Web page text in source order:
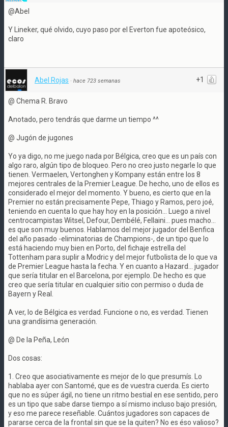
@Abel
Y Lineker, qué olvido, cuyo paso por el Everton fue apoteósico,
claro
+1
Abel Rojas · hace 723 semanas
@ Chema R. Bravo
Anotado, pero tendrás que darme un tiempo ^^
@ Jugón de jugones
Yo ya digo, no me juego nada por Bélgica, creo que es un país con
algo raro, algún tipo de bloqueo. Pero no creo justo negarle lo que
tienen. Vermaelen, Vertonghen y Kompany están entre los 8
mejores centrales de la Premier League. De hecho, uno de ellos es
considerado el mejor del momento. Y bueno, es cierto que en la
Premier no están precisamente Pepe, Thiago y Ramos, pero joé,
teniendo en cuenta lo que hay hoy en la posición... Luego a nivel
centrocampistas Witsel, Defour, Dembélé, Fellaini... pues macho...
es que son muy buenos. Hablamos del mejor jugador del Benfica
del año pasado -eliminatorias de Champions-, de un tipo que lo
está haciendo muy bien en Porto, del fichaje estrella del
Tottenham para suplir a Modric y del mejor futbolista de lo que va
de Premier League hasta la fecha. Y en cuanto a Hazard... jugador
que sería titular en el Barcelona, por ejemplo. De hecho es que
creo que sería titular en cualquier sitio con permiso o duda de
Bayern y Real.
A ver, lo de Bélgica es verdad. Funcione o no, es verdad. Tienen
una grandísima generación.
@ De la Peña, León
Dos cosas:
1. Creo que asociativamente es mejor de lo que presumís. Lo
hablaba ayer con Santomé, que es de vuestra cuerda. Es cierto
que no es súper ágil, no tiene un ritmo bestial en ese sentido, pero
es un tipo que sabe darse tiempo a sí mismo incluso bajo presión,
y eso me parece reseñable. Cuántos jugadores son capaces de
pararse cerca de la frontal sin que se la quiten? No es éso valioso?